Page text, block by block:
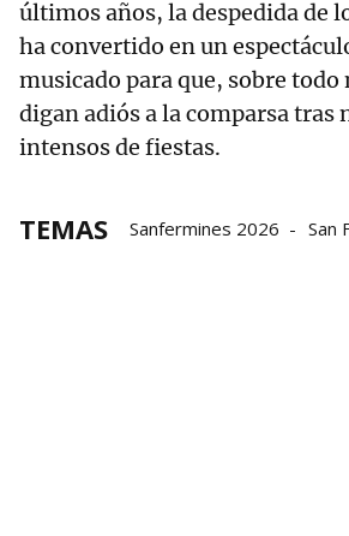
últimos años, la despedida de
ha convertido en un
musicado para que, sobre
digan adiós a la comparsa tras
intensos de fiestas.
TEMAS Sanfermines 2026
San